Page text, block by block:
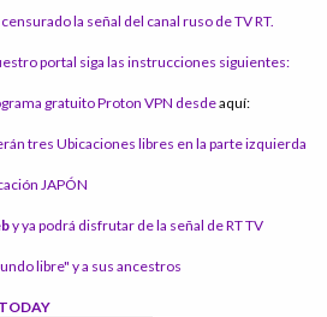
la señal del canal ruso de TV RT.
portal siga las instrucciones siguientes:
gratuito Proton VPN desdeaquí:
tres Ubicaciones libres en la parte izquierda
JAPÓN
y ya podrá disfrutar de la señal de RT TV
libre" y a sus ancestros